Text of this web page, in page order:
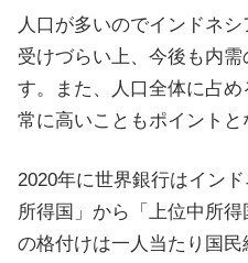
人口が多いのでインドネ
受けづらい上、今後も内
す。また、人口全体に占
常に高いこともポイントと
2020年に世界銀行はイン
所得国」から「上位中所
の格付けは一人当たり国